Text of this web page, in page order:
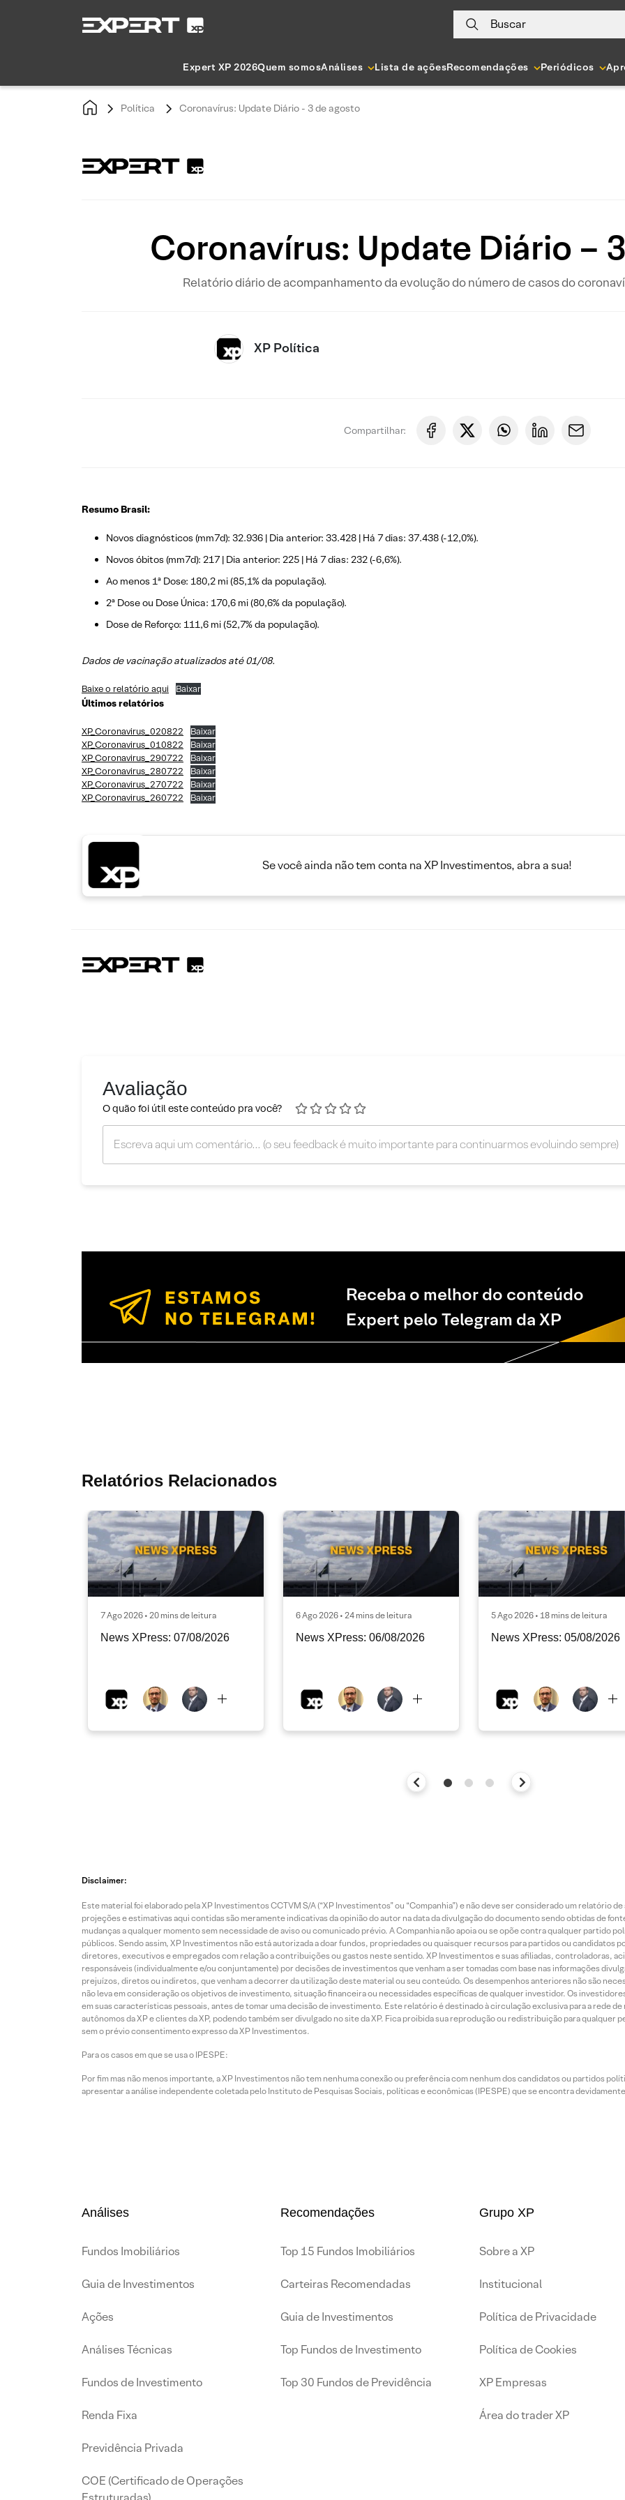
Buscar
Expert XP 2026Quem somosAnálises Lista de açõesRecomendações Periódicos
Política Coronavírus: Update Diário - 3 de agosto
Coronavírus: Update Diário –
Relatório diário de acompanhamento da evolução do número de casos do
XP Política
Compartilhar:
Resumo Brasil:
Novos diagnósticos (mm7d): 32.936 | Dia anterior: 33.428 | Há 7 dias: 37.438 (-12,0%).
Novos óbitos (mm7d): 217 | Dia anterior: 225 | Há 7 dias: 232 (-6,6%).
Ao menos 1ª Dose: 180,2 mi (85,1% da população).
2ª Dose ou Dose Única: 170,6 mi (80,6% da população).
Dose de Reforço: 111,6 mi (52,7% da população).
Dados de vacinação atualizados até 01/08.
Baixe o relatório aqui Baixar
Últimos relatórios
XP_Coronavirus_020822
Baixar
XP_Coronavirus_010822
Baixar
XP_Coronavirus_290722
Baixar
XP_Coronavirus_280722
Baixar
XP_Coronavirus_270722
Baixar
XP_Coronavirus_260722
Baixar
Se você ainda não tem conta na XP Investimentos, abra a sua!
Avaliação
O quão foi útil este conteúdo pra você?
Receba o melhor do conteúdo
Expert pelo Telegram da XP
Relatórios Relacionados
7 Ago 2026 • 20 mins de leitura
News XPress: 07/08/2026
6 Ago 2026 • 24 mins de leitura
News XPress: 06/08/2026
5 Ago 2026 • 18 mins de leitura
News XPress: 05/08/2026
Disclaimer:
Este material foi elaborado pela XP Investimentos CCTVM S/A (“XP Investimentos” ou “Companhia”) e não deve ser considerado um relatório
projeções e estimativas aqui contidas são meramente indicativas da opinião do autor na data da divulgação do documento sendo obtidas de
mudanças a qualquer momento sem necessidade de aviso ou comunicado prévio. A Companhia não apoia ou se opõe contra qualquer partido
públicos. Sendo assim, XP Investimentos não está autorizada a doar fundos, propriedades ou quaisquer recursos para partidos ou candidatos
diretores, executivos e empregados com relação a contribuições ou gastos neste sentido. XP Investimentos e suas afiliadas, controladoras,
responsáveis (individualmente e/ou conjuntamente) por decisões de investimentos que venham a ser tomadas com base nas informações
prejuízos, diretos ou indiretos, que venham a decorrer da utilização deste material ou seu conteúdo. Os desempenhos anteriores não são
não leva em consideração os objetivos de investimento, situação financeira ou necessidades específicas de qualquer investidor. Os
em suas características pessoais, antes de tomar uma decisão de investimento. Este relatório é destinado à circulação exclusiva para a rede
autônomos da XP e clientes da XP, podendo também ser divulgado no site da XP. Fica proibida sua reprodução ou redistribuição para qualquer
sem o prévio consentimento expresso da XP Investimentos.
Para os casos em que se usa o IPESPE:
Por fim mas não menos importante, a XP Investimentos não tem nenhuma conexão ou preferência com nenhum dos candidatos ou partidos
apresentar a análise independente coletada pelo Instituto de Pesquisas Sociais, políticas e econômicas (IPESPE) que se encontra
Análises
Fundos Imobiliários
Guia de Investimentos
Ações
Análises Técnicas
Fundos de Investimento
Renda Fixa
Previdência Privada
COE (Certificado de Operações
Recomendações
Top 15 Fundos Imobiliários
Carteiras Recomendadas
Guia de Investimentos
Top Fundos de Investimento
Top 30 Fundos de Previdência
Grupo XP
Sobre a XP
Institucional
Política de Privacidade
Política de Cookies
XP Empresas
Área do trader XP